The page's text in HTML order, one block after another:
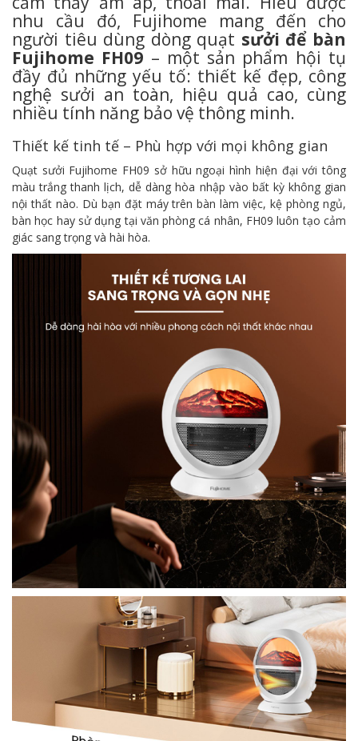
nhu cầu đó, Fujihome mang đến cho
người tiêu dùng dòng quạt sưởi để bàn
Fujihome FH09 – một sản phẩm hội tụ
đầy đủ những yếu tố: thiết kế đẹp, công
nghệ sưởi an toàn, hiệu quả cao, cùng
nhiều tính năng bảo vệ thông minh.
Thiết kế tinh tế – Phù hợp với mọi không gian
Quạt sưởi Fujihome FH09 sở hữu ngoại hình hiện đại với tông
màu trắng thanh lịch, dễ dàng hòa nhập vào bất kỳ không gian
nội thất nào. Dù bạn đặt máy trên bàn làm việc, kệ phòng ngủ,
bàn học hay sử dụng tại văn phòng cá nhân, FH09 luôn tạo cảm
giác sang trọng và hài hòa.